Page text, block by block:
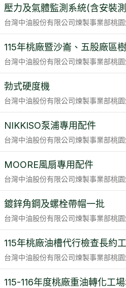
壓力及氣體監測系統(含安裝
台灣中油股份有限公司煉製事業部桃
115年桃廠暨沙崙、五股廠區
台灣中油股份有限公司煉製事業部桃
勃式硬度機
台灣中油股份有限公司煉製事業部桃
NIKKISO泵浦專用配件
台灣中油股份有限公司煉製事業部桃
MOORE風扇專用配件
台灣中油股份有限公司煉製事業部桃
鍍鋅角鋼及螺栓帶帽一批
台灣中油股份有限公司煉製事業部桃
115年桃廠油槽代行檢查長約
台灣中油股份有限公司煉製事業部桃
115-116年度桃廠重油轉化工